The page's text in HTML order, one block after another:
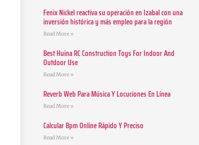
Fenix Nickel reactiva su operación en Izabal con una
inversión histórica y más empleo para la región
Read More »
Best Huina RC Construction Toys For Indoor And
Outdoor Use
Read More »
Reverb Web Para Música Y Locuciones En Línea
Read More »
Calcular Bpm Online Rápido Y Preciso
Read More »